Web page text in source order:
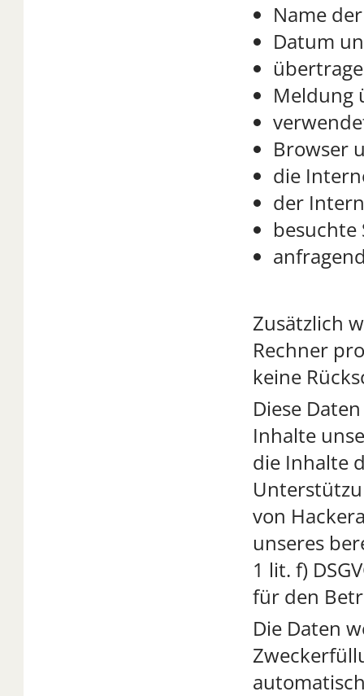
Name
Datum
Meldung
Browser
die
der
besuchte
Zusätzlich
Rechner
keine
Diese
Inhalte
die Inhalte
von
unseres
1 lit. f)
für den
Die Daten